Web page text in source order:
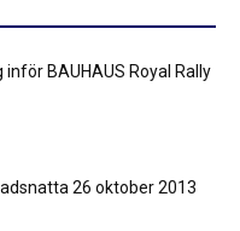
inför BAUHAUS Royal Rally
26 oktober 2013